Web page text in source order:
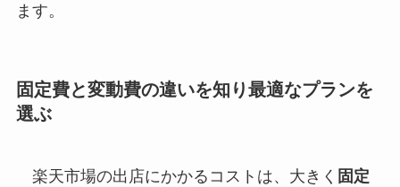
ます。
固定費と変動費の違いを知り最適なプランを
選ぶ
楽天市場の出店にかかるコストは、大きく 固定